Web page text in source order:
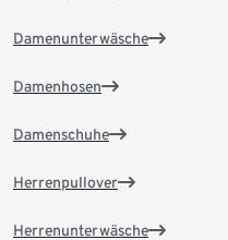
Damenunterwäsche
Damenhosen
Damenschuhe
Herrenpullover
Herrenunterwäsche